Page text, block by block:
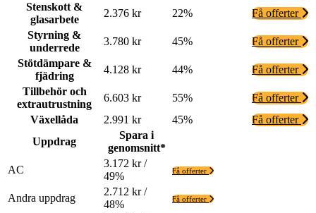
Stenskott &
glasarbete
2.376 kr 22%
Få offerter
Styrning &
underrede
3.780 kr 45%
Få offerter
Stötdämpare &
fjädring
4.128 kr 44%
Få offerter
Tillbehör och
extrautrustning
6.603 kr 55%
Få offerter
Växellåda
2.991 kr 45%
Få offerter
Uppdrag
Spara i
genomsnitt*
AC
3.172 kr /
49%
Få offerter
Andra uppdrag
2.712 kr /
48%
Få offerter